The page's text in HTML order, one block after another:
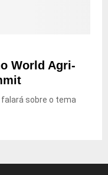
World Agri-
falará sobre o tema